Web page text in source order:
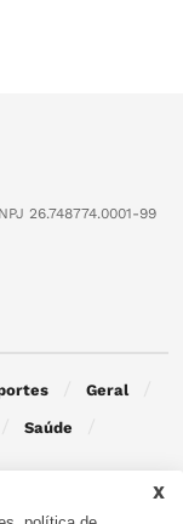
26.748774.0001-99
Geral
Saúde